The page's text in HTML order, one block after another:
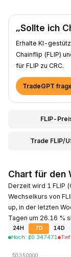
„Sollte ich
Erhalte KI-
Chainflip (FLIP)
für FLIP zu CRC.
TradeGPT
FLIP-
Trade FLIP/
Chart für den
Derzeit wird 1 FLIP
Wechselkurs von
up, in der letzten
Tagen um 26.16 %
24H 7D 14D
Hoch: ₡0.347471 Tief